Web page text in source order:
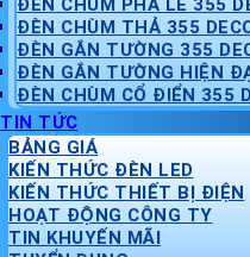
ĐÈN CHÙM PHA LÊ 355
ĐÈN CHÙM THẢ 355
ĐÈN GẮN TƯỜNG 355
ĐÈN GẮN TƯỜNG HIỆN
ĐÈN CHÙM CỔ ĐIỂN 355
TIN TỨC
BẢNG GIÁ
KIẾN THỨC ĐÈN LED
KIẾN THỨC THIẾT BỊ ĐIỆN
HOẠT ĐỘNG CÔNG TY
TIN KHUYẾN MÃI